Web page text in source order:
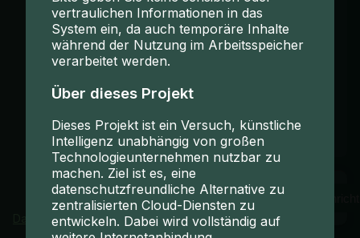
Datenschutzerklärung
vertraulichen Informationen in das
System ein, da auch temporäre Inhalte
während der Nutzung im Arbeitsspeicher
verarbeitet werden.
Über dieses Projekt
Dieses Projekt ist ein Versuch, künstliche
Intelligenz unabhängig von großen
Technologieunternehmen nutzbar zu
machen. Ziel ist es, eine
datenschutzfreundliche Alternative zu
zentralisierten Cloud-Diensten zu
entwickeln. Dabei wird vollständig auf